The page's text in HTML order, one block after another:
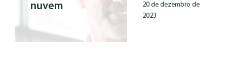
nuvem
20 de dezembro de
2023